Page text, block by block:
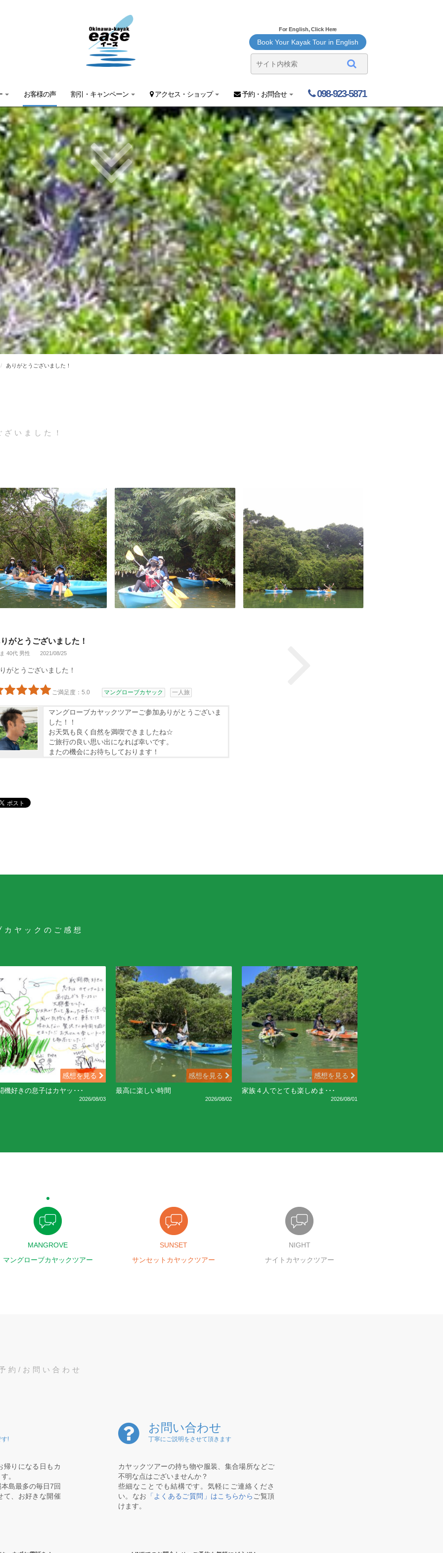
For English, Click Here
Book Your Kayak Tour in English
お客様の声 割引・キャンペーン アクセス・ショップ 予約・お問合せ 098-923-5871
ありがとうございました！
いました！
がとうございました！
40代 男性 2021/08/25
がとうございました！
ご満足度：5.0 マングローブカヤック 一人旅
マングローブカヤックツアーご参加ありがとうございま
した！！
お天気も良く自然を満喫できましたね☆
ご旅行の良い思い出になれば幸いです。
またの機会にお待ちしております！
カヤックのご感想
感想を見る
機好きの息子はカヤッ･･･
2026/08/03
感想を見る
最高に楽しい時間
2026/08/02
感想を見る
家族４人でとても楽しめま･･･
2026/08/01
MANGROVE
マングローブカヤックツアー
SUNSET
サンセットカヤックツアー
NIGHT
ナイトカヤックツアー
約/お問い合わせ
す!
帰りになる日もカ
。
島最多の毎日7回
て、お好きな開催
お問い合わせ
丁寧にご説明をさせて頂きます
カヤックツアーの持ち物や服装、集合場所などご
不明な点はございませんか？
些細なことでも結構です。気軽にご連絡くださ
い。なお 「よくあるご質問」はこちらから ご覧頂
けます。